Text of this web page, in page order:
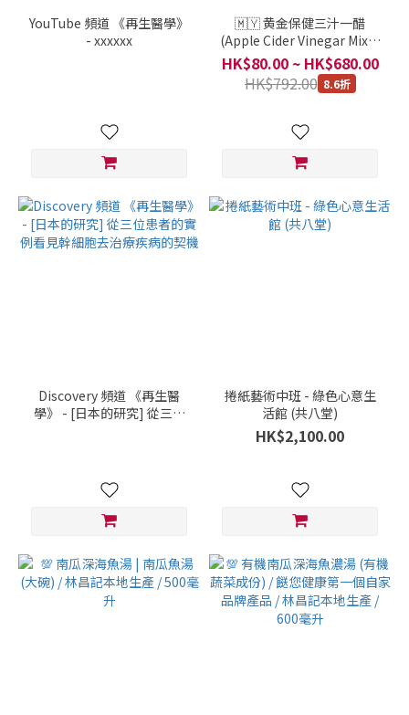
YouTube 頻道 《再生醫學》
- xxxxxx
🇲🇾 黄金保健三汁一醋
(Apple Cider Vinegar Mix) /
ORGANIC ORBIT / 馬來西亞
/ 每 1 盒 250克
HK$80.00 ~ HK$680.00
HK$792.00 8.6折
Discovery 頻道 《再生醫
學》 - [日本的研究] 從三位
捲紙藝術中班 - 綠色心意生
活館 (共八堂)
HK$2,100.00